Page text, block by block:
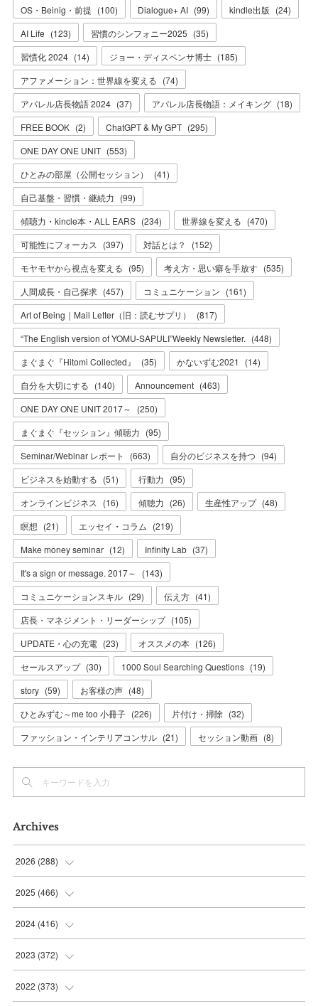
OS・Beinig・前提 (100) Dialogue+ AI (99) kindle出版 (24)
AI Life (123) 習慣のシンフォニー2025 (35)
習慣化 2024 (14) ジョー・ディスペンサ博士 (185)
アファメーション：世界線を変える (74)
アパレル店長物語 2024 (37) アパレル店長物語：メイキング (18)
FREE BOOK (2) ChatGPT & My GPT (295)
ONE DAY ONE UNIT (553)
ひとみの部屋（公開セッション）
(41)
自己基盤・習慣・継続力 (99)
傾聴力・kincle本・ALL EARS (234) 世界線を変える (470)
可能性にフォーカス
(397) 対話とは？ (152)
モヤモヤから視点を変える (95) 考え方・思い癖を手放す (535)
人間成長・自己探求 (457) コミュニケーション (161)
Art of Being｜Mail Letter（旧：読むサプリ）
(817)
“The English version of YOMU-SAPULI”Weekly Newsletter. (448)
まぐまぐ『Hitomi Collected』
(35) かないずむ2021 (14)
自分を大切にする (140) Announcement (463)
ONE DAY ONE UNIT 2017～
(250)
まぐまぐ『セッション』傾聴力 (95)
Seminar/Webinar レポート
(663) 自分のビジネスを持つ (94)
ビジネスを始動する (51) 行動力 (95)
オンラインビジネス
(16) 傾聴力 (26) 生産性アップ (48)
瞑想 (21) エッセイ・コラム (219)
Make money seminar (12) Infinity Lab (37)
It's a sign or message. 2017～
(143)
コミュニケーションスキル (29) 伝え方 (41)
店長・マネジメント・リーダーシップ (105)
UPDATE・心の充電 (23) オススメの本 (126)
セールスアップ (30) 1000 Soul Searching Questions (19)
story (59) お客様の声 (48)
ひとみずむ～me too 小冊子 (226) 片付け・掃除 (32)
ファッション・インテリアコンサル (21) セッション動画 (8)
Archives
2026 (288)
(9)
(36
(37
(42
2025 (466)
(56
(37
(35
2024 (416)
(38
(39
2023 (372)
(31
2022 (373)